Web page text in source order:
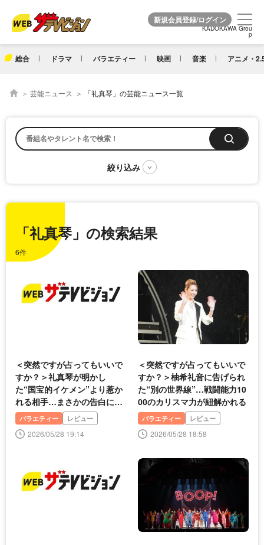
KADOKAWA Grou
p
総合 ドラマ バラエティー 映画 音楽 アニメ・
KADOKAWA Grou
p
芸能ニュース 「礼真琴」の芸能ニュース一覧
「礼真琴」の検索結果
6件
＜突然ですが占ってもいいで
すか？＞礼真琴が明かし
た“国宝的イケメン”より惹か
れる相手…まさかの告白に柚
希礼音も驚愕
バラエティー レビュー
2026/05/28 19:14
＜突然ですが占ってもいいで
すか？＞柚希礼音に告げられ
た“別の世界線”…戦闘能力10
00のカリスマ力が紐解かれる
バラエティー レビュー
2026/05/28 18:58